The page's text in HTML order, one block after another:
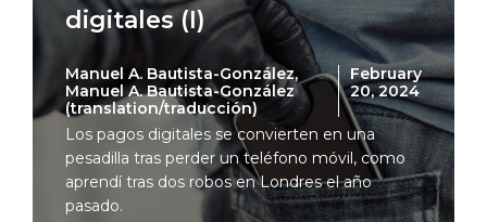
digitales (I)
Manuel A. Bautista-González,
Manuel A. Bautista-González
(translation/traducción)
February
20, 2024
Los pagos digitales se convierten en una
pesadilla tras perder un teléfono móvil, como
aprendí tras dos robos en Londres el año
pasado.